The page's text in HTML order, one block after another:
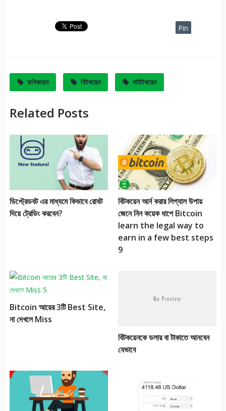
Pin
ডগিকয়েন বিটকয়েন লাইটকয়েন
Related Posts
ডিপ্ট্রেডবট এর মাধ্যমে কিভাবে রোবট
দিয়ে ট্রেডিং করবেন?
বিটকয়েন আর্ন করার লিগ্যাল উপায়
জেনে নিন কয়েক ধাপে Bitcoin
learn the legal way to
earn in a few best steps
9
Bitcoin আয়ের 3টি Best Site,
না দেখলে Miss
বিটকয়েনকে ডলার বা টাকাতে আনবেন
যেভাবে